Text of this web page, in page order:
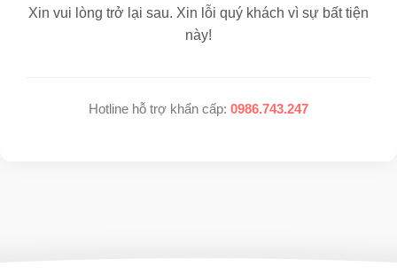
Xin vui lòng trở lại sau. Xin lỗi quý khách vì sự bất tiện
này!
Hotline hỗ trợ khẩn cấp: 0986.743.247